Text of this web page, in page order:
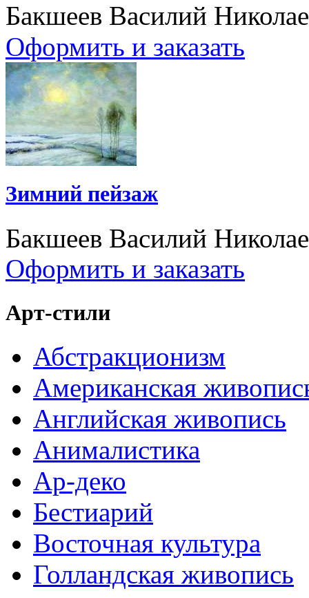
Бакшеев Василий
Оформить и заказать
Зимний пейзаж
Бакшеев Василий
Оформить и заказать
Арт-стили
Абстракционизм
Американская
Английская живопись
Анималистика
Ар-деко
Бестиарий
Восточная культура
Голландская живопись